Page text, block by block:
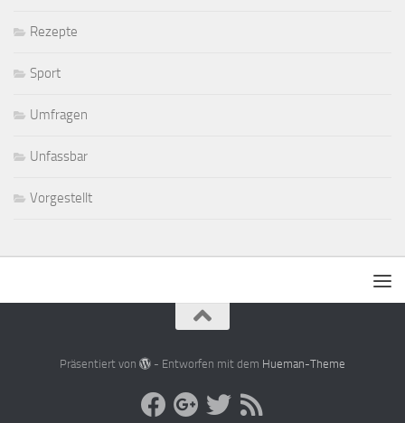
Rezepte
Sport
Umfragen
Unfassbar
Vorgestellt
Präsentiert von - Entworfen mit dem Hueman-Theme